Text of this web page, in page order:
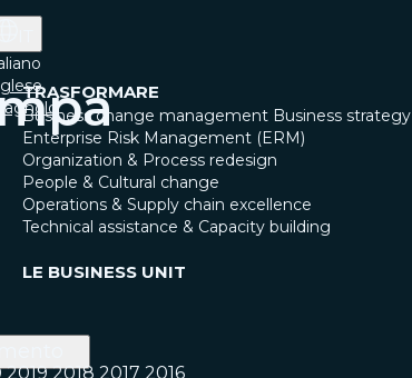
TRASFORMARE
Business change management Business strategy
Enterprise Risk Management (ERM)
Organization & Process redesign
People & Cultural change
Operations & Supply chain excellence
Technical assistance & Capacity building
LE BUSINESS UNIT
2019 2018 2017 2016